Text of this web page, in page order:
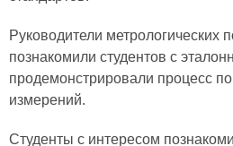
Руководители метрологических
познакомили студентов с
продемонстрировали процесс
измерений.
Студенты с интересом